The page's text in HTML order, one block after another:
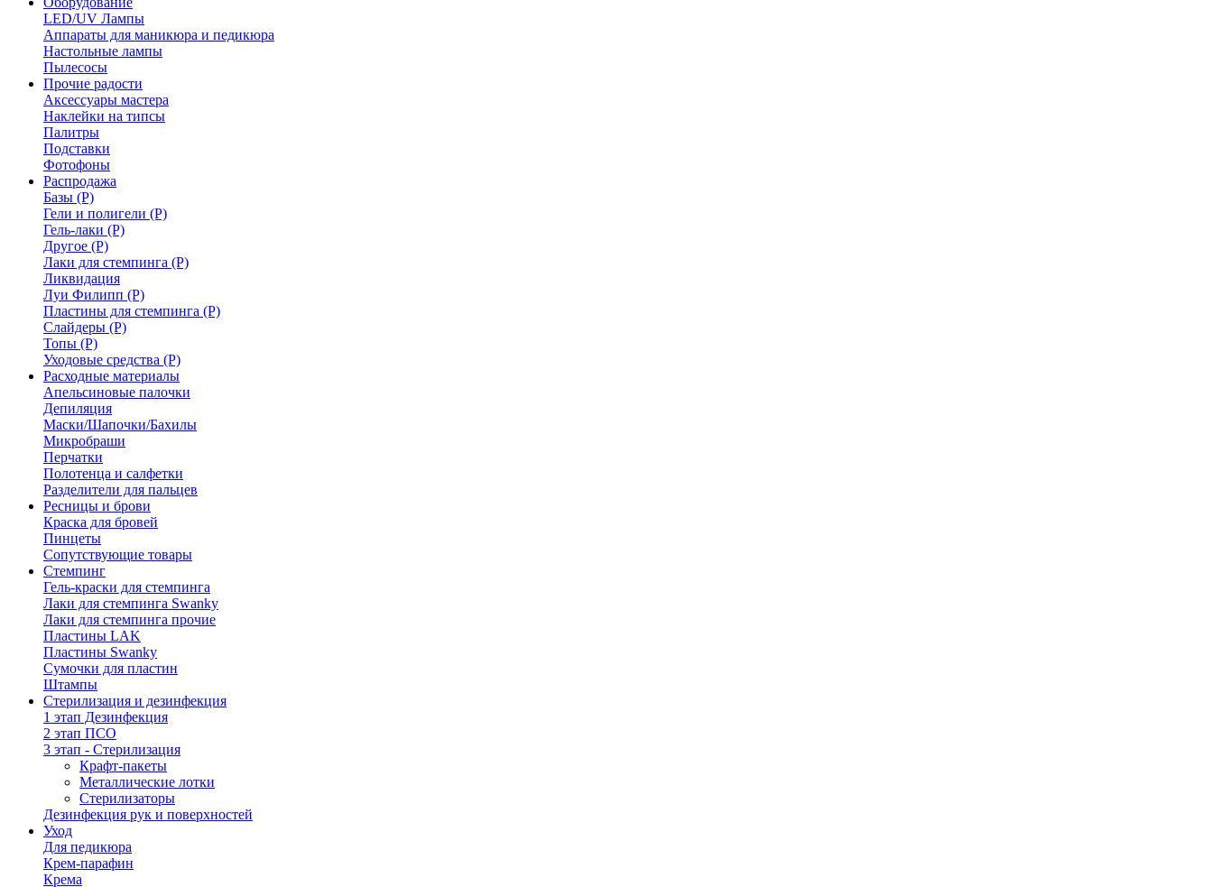
LED/UV Лампы
Аппараты для маникюра и педикюра
Настольные лампы
Пылесосы
Прочие радости
Аксессуары мастера
Наклейки на типсы
Палитры
Подставки
Фотофоны
Распродажа
Базы (Р)
Гели и полигели (Р)
Гель-лаки (Р)
Другое (Р)
Лаки для стемпинга (Р)
Ликвидация
Луи Филипп (Р)
Пластины для стемпинга (Р)
Слайдеры (Р)
Топы (Р)
Уходовые средства (Р)
Расходные материалы
Апельсиновые палочки
Депиляция
Маски/Шапочки/Бахилы
Микробраши
Перчатки
Полотенца и салфетки
Разделители для пальцев
Ресницы и брови
Краска для бровей
Пинцеты
Сопутствующие товары
Стемпинг
Гель-краски для стемпинга
Лаки для стемпинга Swanky
Лаки для стемпинга прочие
Пластины LAK
Пластины Swanky
Сумочки для пластин
Штампы
Стерилизация и дезинфекция
1 этап Дезинфекция
2 этап ПСО
3 этап - Стерилизация
Крафт-пакеты
Металлические лотки
Стерилизаторы
Дезинфекция рук и поверхностей
Уход
Для педикюра
Крем-парафин
Крема